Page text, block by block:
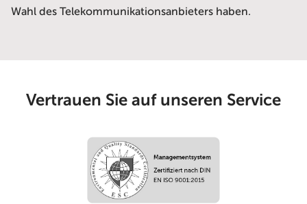
Wahl des Telekommunikationsanbieters haben.
Vertrauen Sie auf unseren Service